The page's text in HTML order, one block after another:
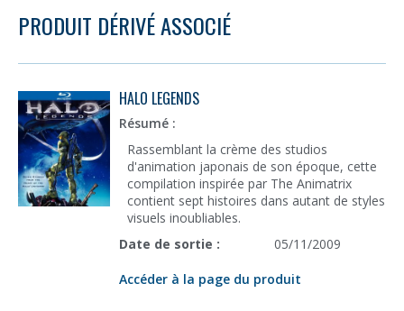
PRODUIT DÉRIVÉ ASSOCIÉ
HALO LEGENDS
Résumé :
Rassemblant la crème des studios
d'animation japonais de son époque, cette
compilation inspirée par The Animatrix
contient sept histoires dans autant de styles
visuels inoubliables.
Date de sortie :
05/11/2009
Accéder à la page du produit